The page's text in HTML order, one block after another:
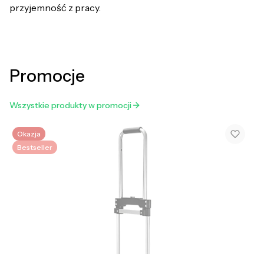
przyjemność z pracy.
Promocje
Wszystkie produkty w promocji
Okazja
Bestseller